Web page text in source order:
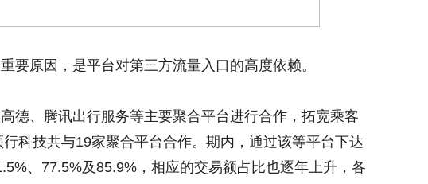
要原因，是平台对第三方流量入口的高度依赖。
德、腾讯出行服务等主要聚合平台进行合作，拓宽乘客
科技共与19家聚合平台合作。期内，通过该等平台下达
、77.5%及85.9%，相应的交易额占比也逐年上升，各